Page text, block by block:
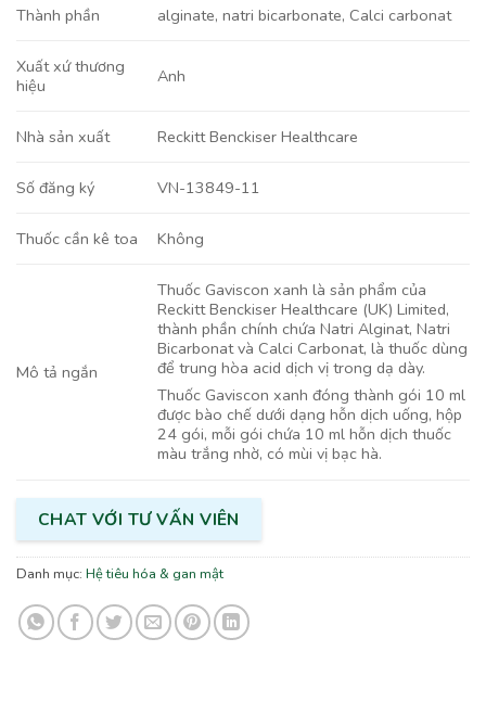
Thành phần alginate,natri bicarbonate,Calci carbonat
Xuất xứ thương
hiệu
Anh
Nhà sản xuất Reckitt Benckiser Healthcare
Số đăng ký VN-13849-11
Thuốc cần kê toa Không
Mô tả ngắn
Thuốc Gaviscon xanh là sản phẩm của
Reckitt Benckiser Healthcare (UK) Limited,
thành phần chính chứa Natri Alginat, Natri
Bicarbonat và Calci Carbonat, là thuốc dùng
để trung hòa acid dịch vị trong dạ dày.
Thuốc Gaviscon xanh đóng thành gói 10 ml
được bào chế dưới dạng hỗn dịch uống, hộp
24 gói, mỗi gói chứa 10 ml hỗn dịch thuốc
màu trắng nhờ, có mùi vị bạc hà.
CHAT VỚI TƯ VẤN VIÊN
Danh mục: Hệ tiêu hóa & gan mật